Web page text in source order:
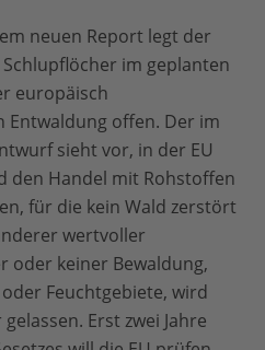
neuen Report legt der
im geplanten
europäisch
offen. Der im
sieht vor, in der EU
den Handel mit Rohstoffen
für die kein Wald zerstört
wertvoller
oder keiner Bewaldung,
Feuchtgebiete, wird
Erst zwei Jahre